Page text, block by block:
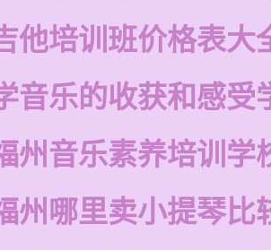
他培训班价格表大
音乐的收获和感受
州音乐素养培训学
州哪里卖小提琴比